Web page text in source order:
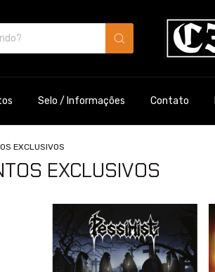
Selo / Informações Contato
EXCLUSIVOS
EXCLUSIVOS